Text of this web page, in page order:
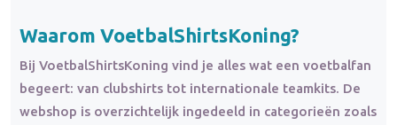
Waarom VoetbalShirtsKoning?
Bij VoetbalShirtsKoning vind je alles wat een voetbalfan
begeert: van clubshirts tot internationale teamkits. De
webshop is overzichtelijk ingedeeld in categorieën zoals